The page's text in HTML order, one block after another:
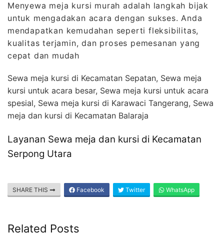
Menyewa meja kursi murah adalah langkah bijak
untuk mengadakan acara dengan sukses. Anda
mendapatkan kemudahan seperti fleksibilitas,
kualitas terjamin, dan proses pemesanan yang
cepat dan mudah
Sewa meja kursi di Kecamatan Sepatan, Sewa meja
kursi untuk acara besar, Sewa meja kursi untuk acara
spesial, Sewa meja kursi di Karawaci Tangerang, Sewa
meja dan kursi di Kecamatan Balaraja
Layanan Sewa meja dan kursi di Kecamatan
Serpong Utara
SHARE THIS Facebook Twitter WhatsApp
Related Posts